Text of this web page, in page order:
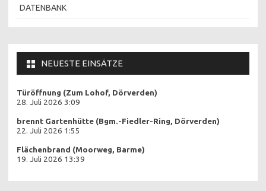
DATENBANK
NEUESTE EINSÄTZE
Türöffnung (Zum Lohof, Dörverden)
28. Juli 2026 3:09
brennt Gartenhütte (Bgm.-Fiedler-Ring, Dörverden)
22. Juli 2026 1:55
Flächenbrand (Moorweg, Barme)
19. Juli 2026 13:39